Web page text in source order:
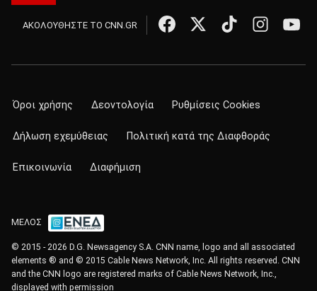
ΑΚΟΛΟΥΘΗΣΤΕ ΤΟ CNN.GR
Όροι χρήσης Δεοντολογία Ρυθμίσεις Cookies
Δήλωση εχεμύθειας Πολιτική κατά της Διαφθοράς
Επικοινωνία Διαφήμιση
ΜΕΛΟΣ
© 2015 - 2026 D.G. Newsagency S.A. CNN name, logo and all associated
elements ® and © 2015 Cable News Network, Inc. All rights reserved. CNN
and the CNN logo are registered marks of Cable News Network, Inc.,
displayed with permission